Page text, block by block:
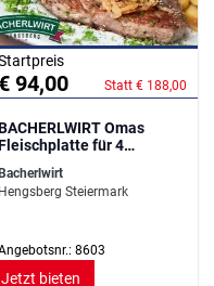
94,00 Statt € 188,00
Omas
für 4
Bacherlwirt
Hengsberg Steiermark
8603
Jetzt bieten